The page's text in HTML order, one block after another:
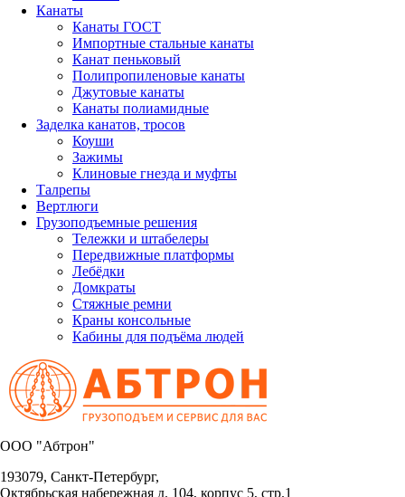
Канаты
Канаты ГОСТ
Импортные стальные канаты
Канат пеньковый
Полипропиленовые канаты
Джутовые канаты
Канаты полиамидные
Заделка канатов, тросов
Коуши
Зажимы
Клиновые гнезда и муфты
Талрепы
Вертлюги
Грузоподъемные решения
Тележки и штабелеры
Передвижные платформы
Лебёдки
Домкраты
Стяжные ремни
Краны консольные
Кабины для подъёма людей
OOO "Абтрон"
193079, Санкт-Петербург,
Октябрьская набережная д. 104, корпус 5, стр.1